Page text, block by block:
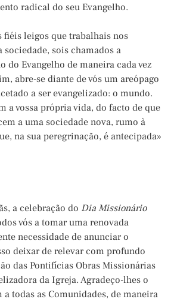
radical do seu Evangelho.
fiéis leigos que trabalhais nos
sociedade, sois chamados a
do Evangelho de maneira cada vez
abre-se diante de vós um areópago
a ser evangelizado: o mundo.
a vossa própria vida, do facto de que
a uma sociedade nova, rumo à
na sua peregrinação, é antecipada»
a celebração do Dia Missionário
vós a tomar uma renovada
necessidade de anunciar o
deixar de relevar com profundo
das Pontifícias Obras Missionárias
da Igreja. Agradeço-lhes o
todas as Comunidades, de maneira